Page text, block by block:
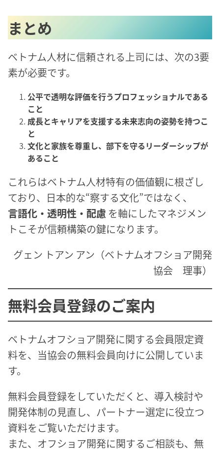
まとめ
ベトナム人材に信頼される上司には、次の3要
素が必要です。
公平で透明な評価を行うプロフェッショナルである
こと
成長とキャリアを支援する未来志向の姿勢を持つこ
と
文化と家族を尊重し、部下を守るリーダーシップが
あること
これらはベトナム人材特有の価値観に根ざし
ており、日本的な“察する文化”ではなく、
言語化・透明性・配慮 を軸にしたマネジメン
トこそが信頼構築の鍵になります。
グェン トアン アン（ベトナムオフショア開発
協会 理事）
無料会員登録のご案内
ベトナムオフショア開発に関する会員限定資
料を、当協会の無料会員向けに公開していま
す。
無料会員登録をしていただくと、導入検討や
開発体制の見直し、パートナー選定に役立つ
資料をご覧いただけます。
また、オフショア開発に関するご相談も、無